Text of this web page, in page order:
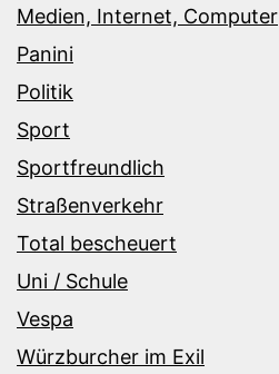
Medien, Internet, Computer
Panini
Politik
Sport
Sportfreundlich
Straßenverkehr
Total bescheuert
Uni / Schule
Vespa
Würzburcher im Exil